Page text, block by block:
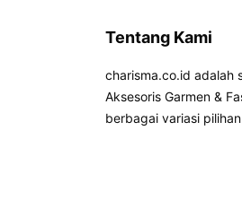
Tentang Kami
charisma.co.id adalah
Aksesoris Garmen &
berbagai variasi